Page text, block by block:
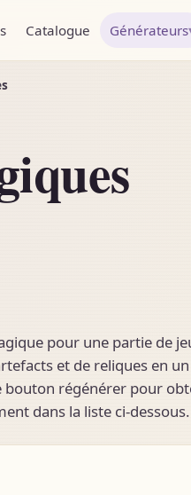
Catalogue Générateurs
pour une partie de
et de reliques en
régénérer pour
dans la liste ci-dessous.